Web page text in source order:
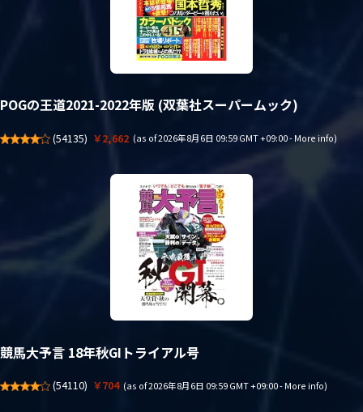
POGの王道2021-2022年版 (双葉社スーパームック)
(54135) ￥2,662 (as of 2026年8月6日 09:59 GMT +09:00 - More info)
競馬大予言 18年秋GIトライアル号
(54110) ￥704 (as of 2026年8月6日 09:59 GMT +09:00 - More info)